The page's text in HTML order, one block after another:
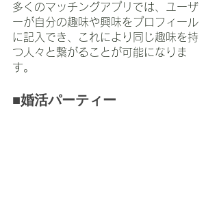
多くのマッチングアプリでは、ユーザ
ーが自分の趣味や興味をプロフィール
に記入でき、これにより同じ趣味を持
つ人々と繋がることが可能になりま
す。
■婚活パーティー